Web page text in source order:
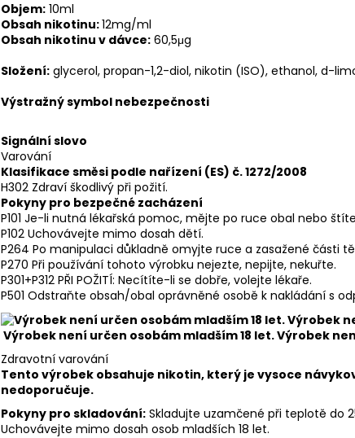
Objem: 10ml
Obsah nikotinu:12mg/ml
Obsah nikotinu v dávce: 60,5μg
Složení: glycerol, propan-1,2-diol, nikotin (ISO), ethanol, d-
Výstražný symbol nebezpečnosti
Signální slovo
Varování
Klasifikace směsi podle nařízení (ES) č. 1272/2008
H302 Zdraví škodlivý při požití.
Pokyny pro bezpečné zacházení
P101 Je-li nutná lékařská pomoc, mějte po ruce obal nebo
P102 Uchovávejte mimo dosah dětí.
P264 Po manipulaci důkladně omyjte ruce a zasažené části
P270 Při používání tohoto výrobku nejezte, nepijte, nekuřte.
P301+P312 PŘI POŽITÍ: Necítíte-li se dobře, volejte lékaře.
P501 Odstraňte obsah/obal oprávněné osobě k nakládání s
Výrobek není určen osobám mladším 18 let. Výrobek
Zdravotní varování
Tento výrobek obsahuje nikotin, který je vysoce
nedoporučuje.
Pokyny pro skladování: Skladujte uzamčené při teplotě do
Uchovávejte mimo dosah osob mladších 18 let.